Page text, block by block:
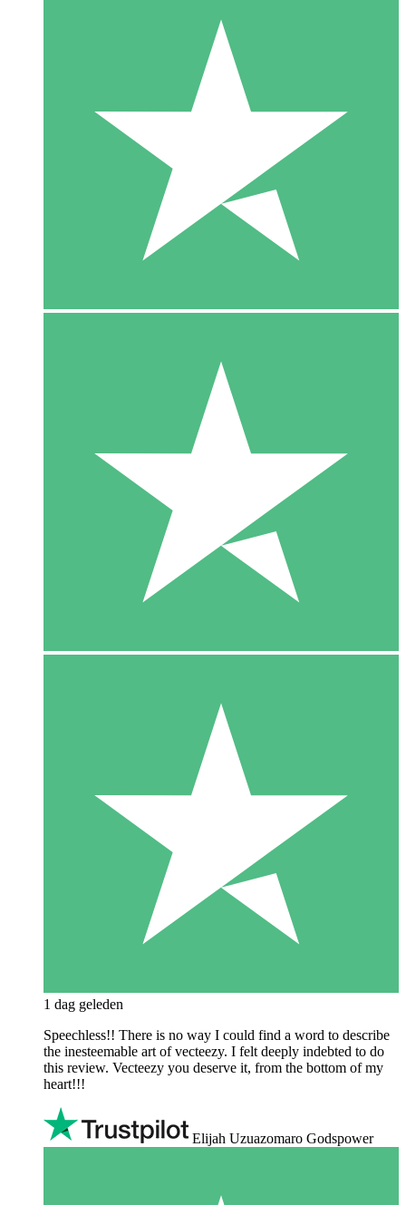
1 dag geleden
Speechless!! There is no way I could find a word to describe
the inesteemable art of vecteezy. I felt deeply indebted to do
this review. Vecteezy you deserve it, from the bottom of my
heart!!!
Elijah Uzuazomaro Godspower